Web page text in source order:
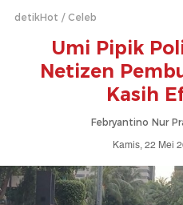
detikHot Celeb
Umi Pipik
Netizen
Kasih
Febryantino Nur
Kamis, 22 Mei